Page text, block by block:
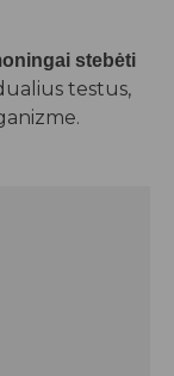
stebėti
testus,